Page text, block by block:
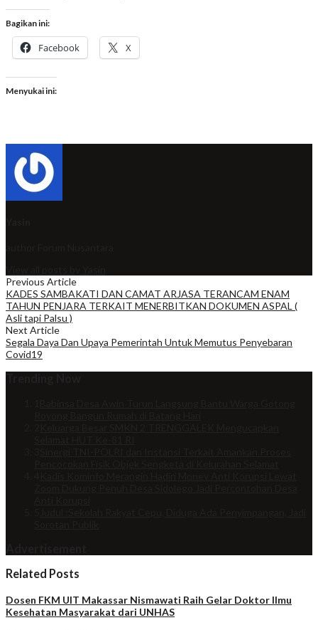
Bagikan ini:
Facebook X
Menyukai ini:
Previous Article
KADES SAMBAKATI DAN CAMAT ARJASA TERANCAM ENAM
TAHUN PENJARA TERKAIT MENERBITKAN DOKUMEN ASPAL (
Asli tapi Palsu )
Next Article
Segala Daya Dan Upaya Pemerintah Untuk Memutus Penyebaran
Covid19
Related Posts
Dosen FKM UIT Makassar Nismawati Raih Gelar Doktor Ilmu
Kesehatan Masyarakat dari UNHAS